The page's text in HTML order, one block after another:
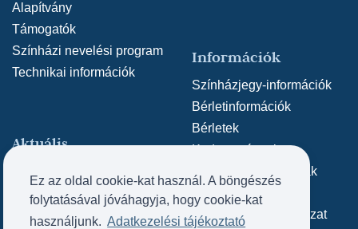
Ez az oldal cookie-kat használ. A böngészés
folytatásával jóváhagyja, hogy cookie-kat
használjunk. Adatkezelési tájékoztató
Nagyszínház
Charles Perrault - Grimm testvérek:
Hamupipőke (2020/2021) - Tündér -
Nagyszínház(rendező: Barta Dóra)
Alapítvány
Támogatók
Színházi nevelési program
Technikai információk
Aktuális
SZÍN-TÁR Fesztivál
Információk
Színházjegy-információk
Bérletinformációk
Bérletek
Kedvezmények
Értékesítés, pénztárak
Ajándékutalvány
Adatvédelmi nyilatkozat